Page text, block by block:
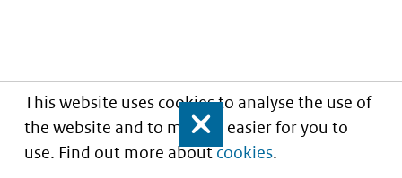
This website uses cookies to analyse the use of
the website and to make it easier for you to
use. Find out more aboutcookies.
Close